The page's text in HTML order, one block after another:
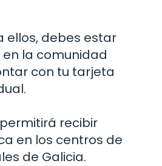
ellos, debes estar
la comunidad
con tu tarjeta
recibir
en los centros de
de Galicia.